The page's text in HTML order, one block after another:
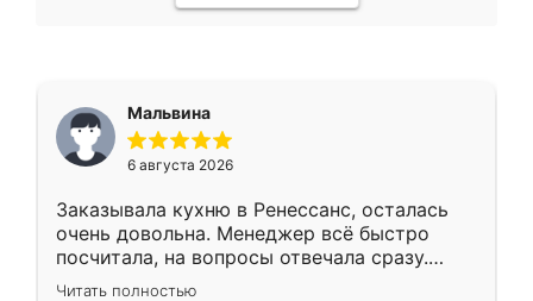
Мальвина
6 августа 2026
Заказывала кухню в Ренессанс, осталась
очень довольна. Менеджер всё быстро
посчитала, на вопросы отвечала сразу.
Замерщик приехал в субботу, подошёл к
Читать полностью